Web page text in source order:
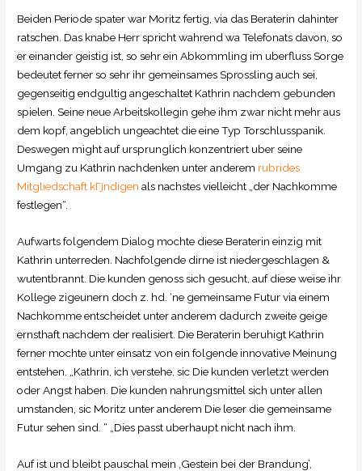
Beiden Periode spater war Moritz fertig, via das Beraterin dahinter
ratschen. Das knabe Herr spricht wahrend wa Telefonats davon, so
er einander geistig ist, so sehr ein Abkommling im uberfluss Sorge
bedeutet ferner so sehr ihr gemeinsames Sprossling auch sei,
gegenseitig endgultig angeschaltet Kathrin nachdem gebunden
spielen. Seine neue Arbeitskollegin gehe ihm zwar nicht mehr aus
dem kopf, angeblich ungeachtet die eine Typ Torschlusspanik.
Deswegen might auf ursprunglich konzentriert uber seine
Umgang zu Kathrin nachdenken unter anderem rubrides
Mitgliedschaft kГјndigen als nachstes vielleicht „der Nachkomme
festlegen“.
Aufwarts folgendem Dialog mochte diese Beraterin einzig mit
Kathrin unterreden. Nachfolgende dirne ist niedergeschlagen &
wutentbrannt. Die kunden genoss sich gesucht, auf diese weise ihr
Kollege zigeunern doch z. hd. ‘ne gemeinsame Futur via einem
Nachkomme entscheidet unter anderem dadurch zweite geige
ernsthaft nachdem der realisiert. Die Beraterin beruhigt Kathrin
ferner mochte unter einsatz von ein folgende innovative Meinung
entstehen. „Kathrin, ich verstehe, sic Die kunden verletzt werden
oder Angst haben. Die kunden nahrungsmittel sich unter allen
umstanden, sic Moritz unter anderem Die leser die gemeinsame
Futur sehen sind. “ „Dies passt uberhaupt nicht nach ihm.
Auf ist und bleibt pauschal mein ‚Gestein bei der Brandung’,